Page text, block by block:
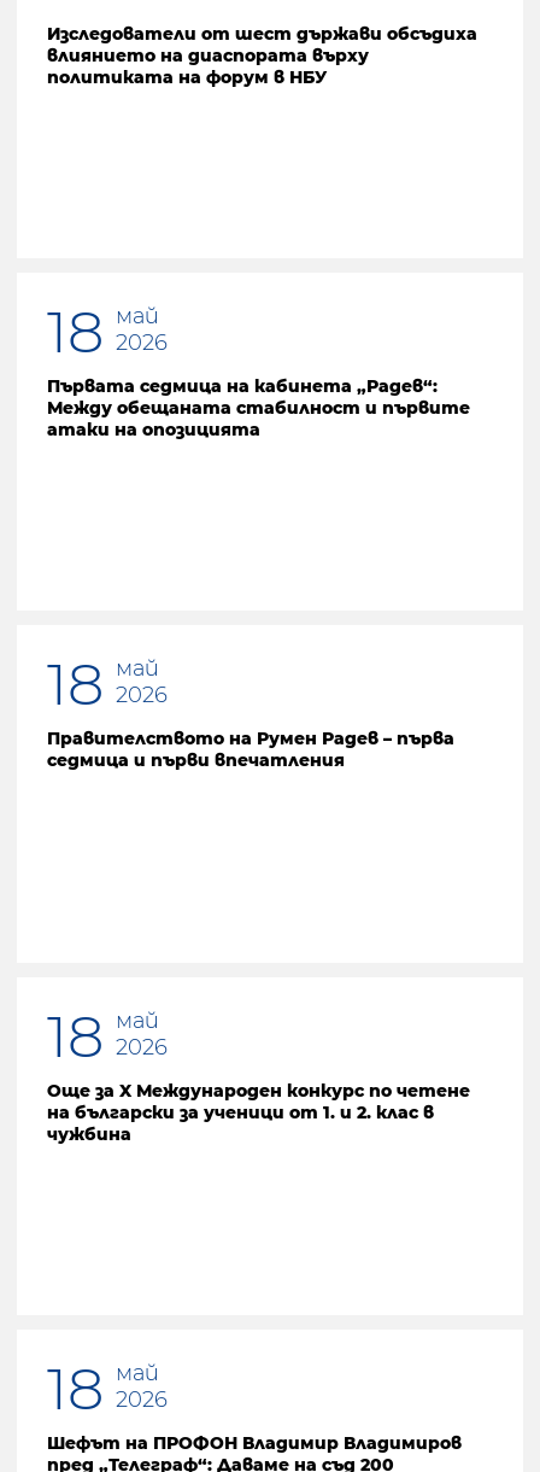
Изследователи от шест държави обсъдиха
влиянието на диаспората върху
политиката на форум в НБУ
18
май
2026
Първата седмица на кабинета „Радев“:
Между обещаната стабилност и първите
атаки на опозицията
18
май
2026
Правителството на Румен Радев – първа
седмица и първи впечатления
18
май
2026
Още за X Международен конкурс по четене
на български за ученици от 1. и 2. клас в
чужбина
18
май
2026
Шефът на ПРОФОН Владимир Владимиров
пред „Телеграф“: Даваме на съд 200